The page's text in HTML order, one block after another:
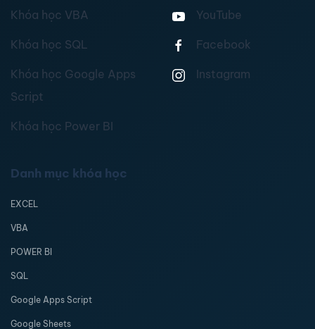
Khóa học VBA
Khóa học SQL
Khóa học Google Apps
Script
Khóa học Power BI
YouTube
Facebook
Instagram
Danh mục khóa học
EXCEL
VBA
POWER BI
SQL
Google Apps Script
Google Sheets